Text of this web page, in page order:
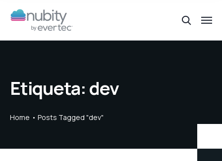
Etiqueta: dev
Home Posts Tagged "dev"